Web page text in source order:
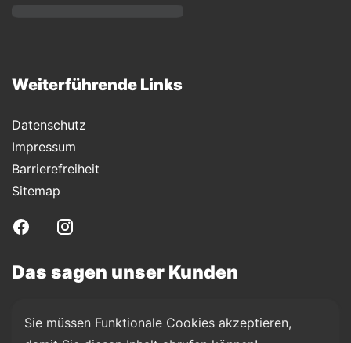
Weiterführende Links
Datenschutz
Impressum
Barrierefreiheit
Sitemap
Das sagen unser Kunden
Sie müssen Funktionale Cookies akzeptieren,